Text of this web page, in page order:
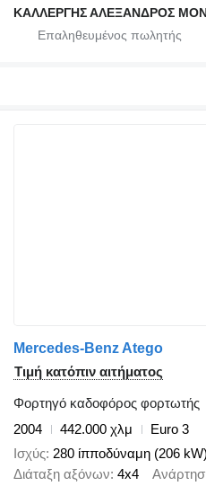
ΚΑΛΛΕΡΓΗΣ ΑΛΕΞΑΝΔΡΟΣ
Mercedes-Benz Atego
Τιμή κατόπιν αιτήματος
Φορτηγό καδοφόρος φορτωτής
2004
442.000 χλμ
Euro 3
Ισχύς 280 ίπποδύναμη (206 kW)
Διάταξη αξόνων 4x4